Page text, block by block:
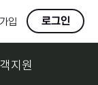
입 로그인
지원